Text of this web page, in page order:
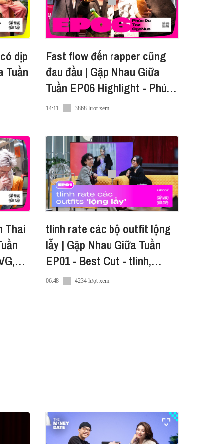
dịp
Tuần
Fast flow đến rapper cũng
đau đầu | Gặp Nhau Giữa
Tuần EP06 Highlight - Phúc
Du, Tez, OgeNus
14:11 3868 lượt xem
Thai
tlinh rate các bộ outfit lộng
lẫy | Gặp Nhau Giữa Tuần
EP01 - Best Cut - tlinh,
Tigrebia, GDUCKY
06:48 4234 lượt xem